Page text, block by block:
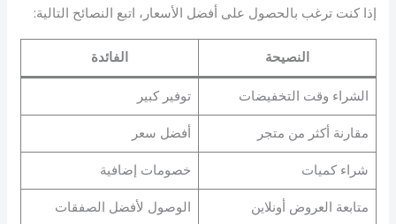
إذا كنت ترغب بالحصول على أفضل الأسعار، اتبع النصائح التالية:
النصيحة الفائدة
الشراء وقت التخفيضات توفير كبير
مقارنة أكثر من متجر أفضل سعر
شراء كميات خصومات إضافية
متابعة العروض أونلاين الوصول لأفضل الصفقات